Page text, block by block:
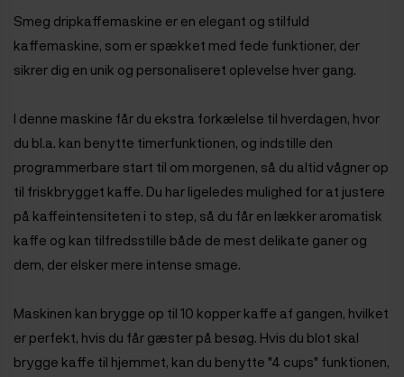
Smeg dripkaffemaskine er en elegant og stilfuld
kaffemaskine, som er spækket med fede funktioner, der
sikrer dig en unik og personaliseret oplevelse hver gang.
I denne maskine får du ekstra forkælelse til hverdagen, hvor
du bl.a. kan benytte timerfunktionen, og indstille den
programmerbare start til om morgenen, så du altid vågner op
til friskbrygget kaffe. Du har ligeledes mulighed for at justere
på kaffeintensiteten i to step, så du får en lækker aromatisk
kaffe og kan tilfredsstille både de mest delikate ganer og
dem, der elsker mere intense smage.
Maskinen kan brygge op til 10 kopper kaffe af gangen, hvilket
er perfekt, hvis du får gæster på besøg. Hvis du blot skal
brygge kaffe til hjemmet, kan du benytte "4 cups" funktionen,